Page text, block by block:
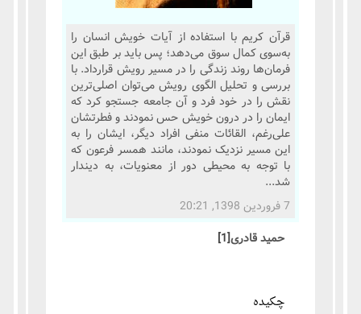
قرآن کریم با استفاده از آیات خویش انسان را
به‌سوی کمال سوق می‌دهد؛ پس باید بر طبق این
فرمان‌ها روند زندگی را در مسیر رویش قرارداد. با
بررسی و تحلیل الگوی رویش می‌توان اصلی‌ترین
نقش را در خود فرد و آن جامعه جستجو کرد که
ایمان را در درون خویش حس نمودند و فطرتشان
علی‌رغم، القائات منفی افراد دیگر، ایشان را به
این مسیر نزدیک نمودند، مانند همسر فرعون که
با توجه به محیطی دور از معنویات، به دیندار
شد...
7 فروردین 1398, 20:21
حمید قادری[1]
چکیده